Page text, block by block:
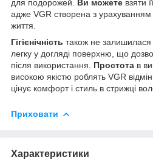
для подорожей. Ви можете взяти
адже VGR створена з урахуванням
життя.
Гігієнічність також не
легку у догляді поверхню, що
після використання. Простота в
високою якістю роблять VGR
цінує комфорт і стиль в стрижці
Приховати
Характеристики